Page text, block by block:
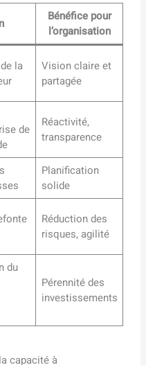
Bénéfice pour
l’organisation
la
Vision claire et
partagée
de
Réactivité,
transparence
Planification
solide
Réduction des
risques, agilité
du
Pérennité des
investissements
capacité à